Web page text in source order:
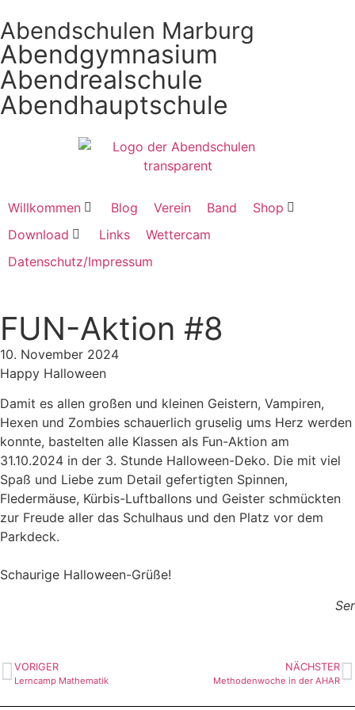
Abendschulen Marburg
Abendgymnasium
Abendrealschule
Abendhauptschule
Willkommen Blog Verein Band
Shop
Download
Links
Wettercam
Datenschutz/Impressum
FUN-Aktion #8
10. November 2024
Happy Halloween
Damit es allen großen und kleinen Geistern, Vampiren,
Hexen und Zombies schauerlich gruselig ums Herz werden
konnte, bastelten alle Klassen als Fun-Aktion am
31.10.2024 in der 3. Stunde Halloween-Deko. Die mit viel
Spaß und Liebe zum Detail gefertigten Spinnen,
Fledermäuse, Kürbis-Luftballons und Geister schmückten
zur Freude aller das Schulhaus und den Platz vor dem
Parkdeck.
Schaurige Halloween-Grüße!
Ser
VORIGER
Lerncamp Mathematik
NÄCHSTER
Methodenwoche in der AHAR